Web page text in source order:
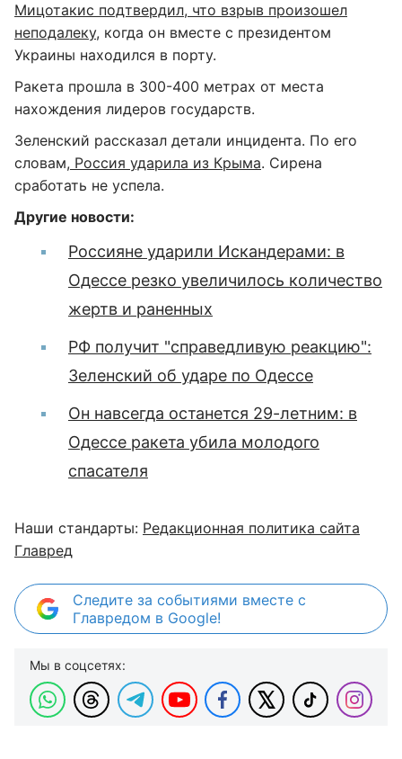
Мицотакис подтвердил, что взрыв произошел
неподалеку, когда он вместе с президентом
Украины находился в порту.
Ракета прошла в 300-400 метрах от места
нахождения лидеров государств.
Зеленский рассказал детали инцидента. По его
словам, Россия ударила из Крыма. Сирена
сработать не успела.
Другие новости:
Россияне ударили Искандерами: в
Одессе резко увеличилось количество
жертв и раненных
РФ получит "справедливую реакцию":
Зеленский об ударе по Одессе
Он навсегда останется 29-летним: в
Одессе ракета убила молодого
спасателя
Наши стандарты: Редакционная политика сайта
Главред
Следите за событиями вместе с
Главредом в Google!
Мы в соцсетях: